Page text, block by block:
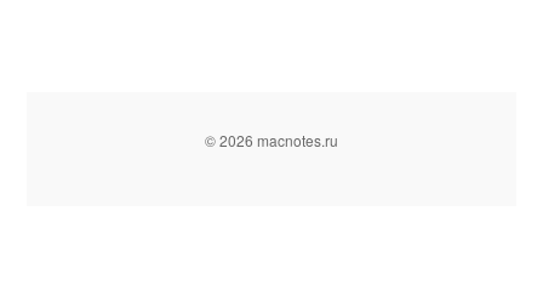
© 2026 macnotes.ru